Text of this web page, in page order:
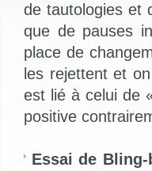
de tautologies et
que de pauses
place de
les rejettent et
est lié à celui de
positive
Essai de